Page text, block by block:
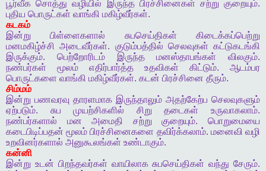
பூர்வீக சொத்து வழியில் இருந்த பிரச்சினைகள் சற்று குறையும்.
புதிய பொருட்கள் வாங்கி மகிழ்வீர்கள்.
கடகம்
இன்று
பிள்ளைகளால் சுபசெய்திகள்
கிடைக்கப்பெற்று
மனமகிழ்ச்சி
அடைவீர்கள். குடும்பத்தில் செலவுகள் கட்டுகடங்கி
இருக்கும். பெற்றோரிடம் இருந்த மனஸ்தாபங்கள் விலகும்.
நண்பர்கள்
மூலம் எதிர்பார்த்த உதவிகள் கிட்டும். ஆடம்பர
பொருட்களை வாங்கி மகிழ்வீர்கள். கடன் பிரச்சினை தீரும்.
சிம்மம்
இன்று பணவரவு தாரளமாக இருந்தாலும் அதற்கேற்ப செலவுகளும்
ஏற்படும். சுப முயற்சிகளில் சிறு தடைகள் உருவாகலாம்.
நண்பர்களால்
மன அமைதி சற்று குறையும்.பொறுமையை
கடைபிடிப்பதன் மூலம் பிரச்சினைகளை தவிர்க்கலாம். மனைவி வழி
உறவினர்களால் அனுகூலங்கள் உண்டாகும்.
கன்னி
இன்று உடன் பிறந்தவர்கள் வாயிலாக சுபசெய்திகள் வந்து சேரும்.